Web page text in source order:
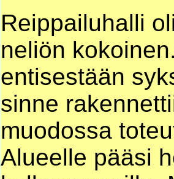
Reippailuhalli
neliön
entisestään
sinne
muodossa
Alueelle pääsi